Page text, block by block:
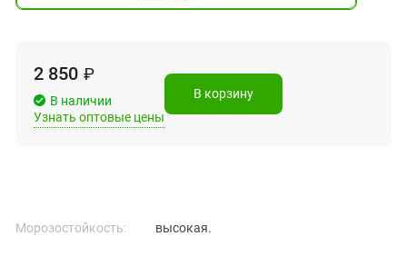
2 850 ₽
В наличии
Узнать оптовые цены
В корзину
Морозостойкость: высокая.